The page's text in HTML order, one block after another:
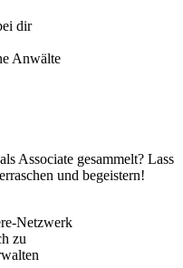
dir
Anwälte
Associate gesammelt? Lass
und begeistern!
Netzwerk
zu